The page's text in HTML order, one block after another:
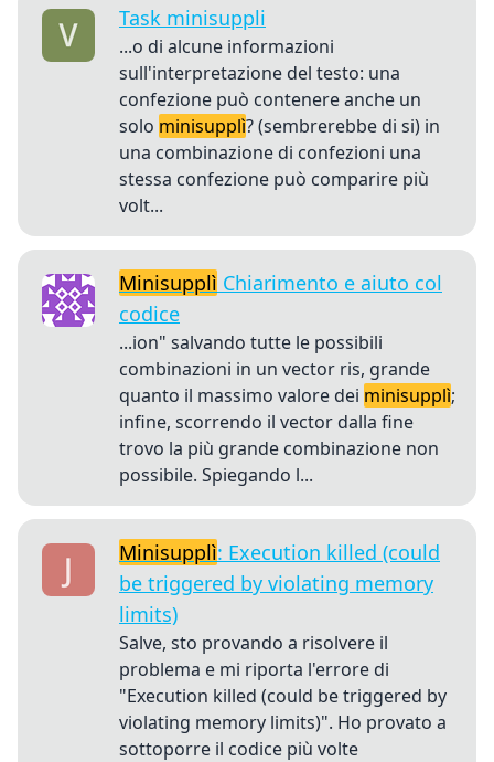
Task minisuppli
...o di alcune informazioni
sull'interpretazione del testo: una
confezione può contenere anche un
solo minisupplì? (sembrerebbe di si) in
una combinazione di confezioni una
stessa confezione può comparire più
volt...
Minisupplì Chiarimento e aiuto col
codice
...ion" salvando tutte le possibili
combinazioni in un vector ris, grande
quanto il massimo valore dei minisupplì;
infine, scorrendo il vector dalla fine
trovo la più grande combinazione non
possibile. Spiegando l...
Minisupplì: Execution killed (could
be triggered by violating memory
limits)
Salve, sto provando a risolvere il
problema e mi riporta l'errore di
"Execution killed (could be triggered by
violating memory limits)". Ho provato a
sottoporre il codice più volte